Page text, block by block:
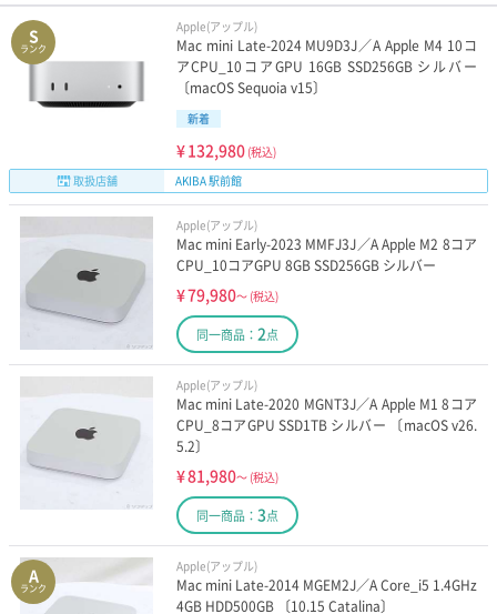
S
ランク
Apple(アップル)
Mac mini Late-2024 MU9D3J／A Apple M4 10コ
アCPU_10コアGPU 16GB SSD256GB シルバー
〔macOS Sequoia v15〕
新着
¥132,980 (税込)
取扱店舗
AKIBA 駅前館
Apple(アップル)
Mac mini Early-2023 MMFJ3J／A Apple M2 8コア
CPU_10コアGPU 8GB SSD256GB シルバー
¥79,980～ (税込)
同一商品： 2点
Apple(アップル)
Mac mini Late-2020 MGNT3J／A Apple M1 8コア
CPU_8コアGPU SSD1TB シルバー 〔macOS v26.
5.2〕
¥81,980～ (税込)
同一商品： 3点
A
ランク
Apple(アップル)
Mac mini Late-2014 MGEM2J／A Core_i5 1.4GHz
4GB HDD500GB 〔10.15 Catalina〕